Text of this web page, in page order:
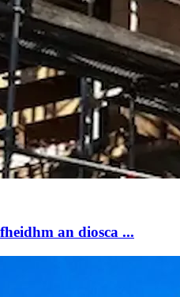
an diosca ...